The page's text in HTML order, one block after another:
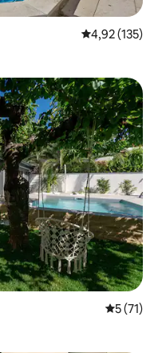
4,92 av 5 i
4,92 (135)
5 av 5 i
5 (71)